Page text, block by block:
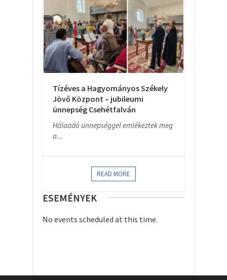
Tízéves a Hagyományos Székely
Jövő Központ – jubileumi
ünnepség Csehétfalván
Hálaadó ünnepséggel emlékeztek meg
a...
READ MORE
ESEMÉNYEK
No events scheduled at this time.